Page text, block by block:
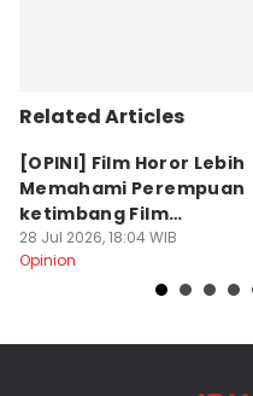
Related Articles
[OPINI] Film Horor Lebih
Memahami Perempuan
ketimbang Film
Romantis
28 Jul 2026, 18:04 WIB
Opinion